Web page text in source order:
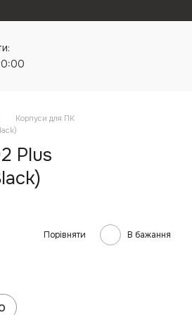
Корпуси для ПК
Plus
Порівняти В бажання